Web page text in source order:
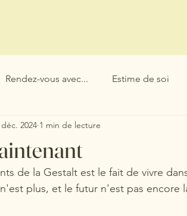
Rendez-vous avec... Estime de soi
Relations
déc. 2024 1 min de lecture
de la Gestalt est le fait de vivre
plus, et le futur n'est pas encore